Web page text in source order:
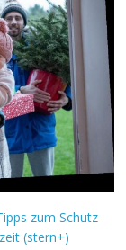
zum Schutz
(stern+)